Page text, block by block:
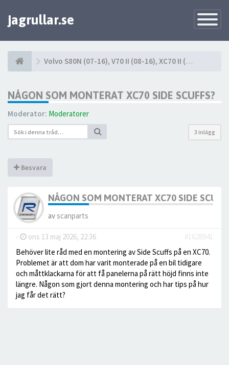
Toggle
jagrullar.se
Volvo S80N (07-16), V70 II (08-16), XC70 II (08-16)
NÅGON SOM MONTERAT XC70 SIDE SCUFFS?
Moderator: Moderatorer
3 inlägg
Besvara
NÅGON SOM MONTERAT XC70 SIDE
avscanparts
- ons 13 maj 2026, 22:36
#1628941
Behöver lite råd med en montering av Side Scuffs på en XC70.
Problemet är att dom har varit monterade på en bil tidigare
och måttklackarna för att få panelerna på rätt höjd finns inte
längre. Någon som gjort denna montering och har tips på hur
jag får det rätt?